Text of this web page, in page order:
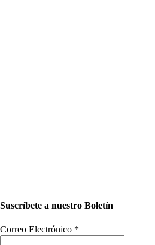
Suscríbete a nuestro Boletín
Correo Electrónico *